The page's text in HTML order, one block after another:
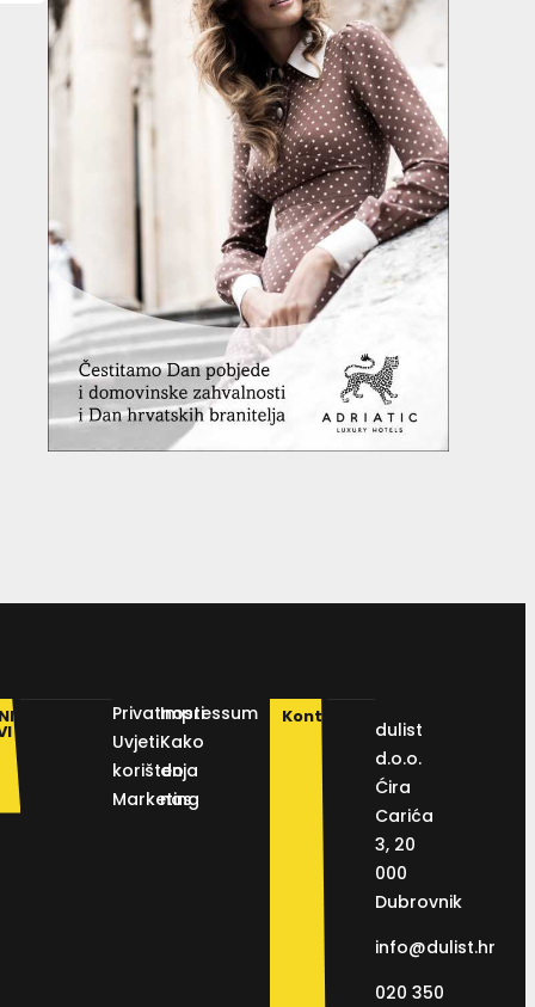
Privatnosti
Uvjeti
korištenja
Marketing
Impressum
Kako
do
nas
Kontakt
dulist
d.o.o.
Ćira
Carića
3, 20
000
Dubrovnik
info@dulist.hr
020 350